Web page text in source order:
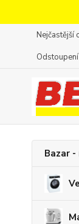
Nejčastější
Bazar -